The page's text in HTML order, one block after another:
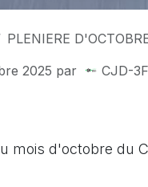
PLENIERE
2025 par CJD-3F
mois d'octobre du